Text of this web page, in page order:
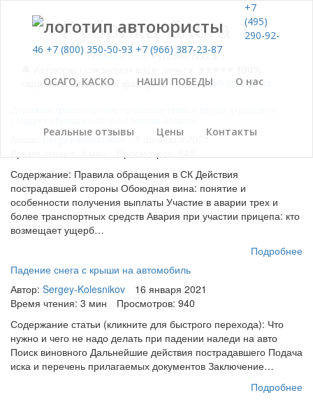
+7
(495)
290-92-
46 +7 (800) 350-50-93 +7 (966) 387-23-87
ОСАГО, КАСКО НАШИ ПОБЕДЫ О нас
Реальные отзывы Цены Контакты
Рубрика блога 1
Главная Блог Рубрика блога 1
гарантия, оплата по факту.☎ тел:+7 495 290-92-46
Sergey-Kolesnikov
8 февраля 2021
Содержание: Правила обращения в СК Действия
пострадавшей стороны Обоюдная вина: понятие и
особенности получения выплаты Участие в аварии трех и
более транспортных средств Авария при участии прицепа: кто
возмещает ущерб…
Подробнее
Падение снега с крыши на автомобиль
Автор: Sergey-Kolesnikov
16 января 2021
Время чтения: 3 мин
Просмотров: 940
Содержание статьи (кликните для быстрого перехода): Что
нужно и чего не надо делать при падении наледи на авто
Поиск виновного Дальнейшие действия пострадавшего Подача
иска и перечень прилагаемых документов Заключение…
Подробнее